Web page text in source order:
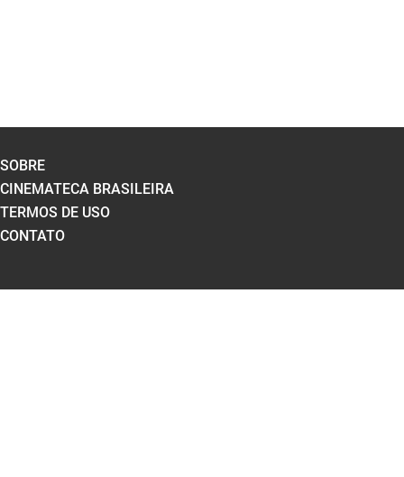
SOBRE
CINEMATECA BRASILEIRA
TERMOS DE USO
CONTATO